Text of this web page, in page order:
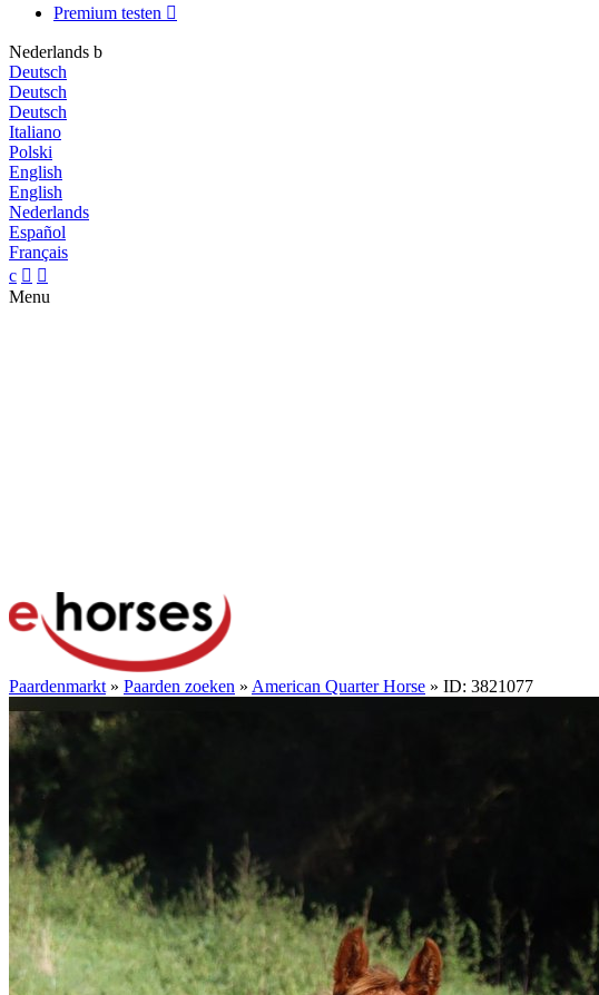
Premium testen 
Nederlands b
Deutsch
Deutsch
Deutsch
Italiano
Polski
English
English
Nederlands
Español
Français
c  
Menu
Paardenmarkt » Paarden zoeken » American Quarter Horse » ID: 3821077